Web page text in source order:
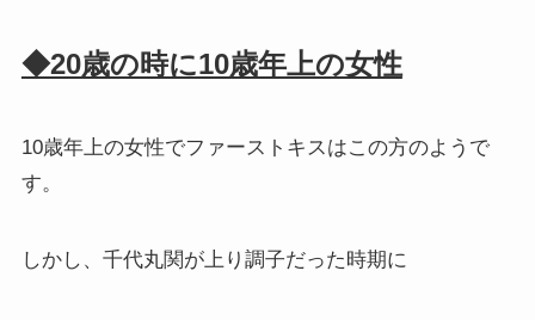
◆20歳の時に10歳年上の女性
10歳年上の女性でファーストキスはこの方のようで
す。
しかし、千代丸関が上り調子だった時期に